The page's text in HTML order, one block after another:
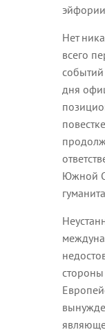
Нет
всего
событий
дня
Южной
стороны